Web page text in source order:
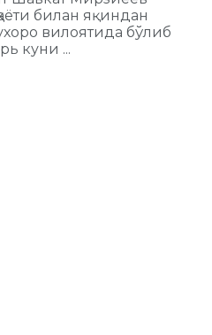
билан яқиндан
вилоятида бўлиб
куни ...